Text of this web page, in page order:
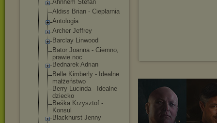
Ahnhem Stefan
Aldiss Brian - Cieplarnia
Antologia
Archer Jeffrey
Barclay Linwood
Bator Joanna - Ciemno,
prawie noc
Bednarek Adrian
Belle Kimberly - Idealne
małżeństwo
Berry Lucinda - Idealne
dziecko
Beśka Krzysztof -
Konsul
Blackhurst Jenny